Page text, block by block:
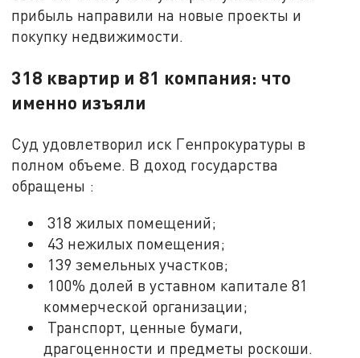
прибыль направили на новые проекты и
покупку недвижимости.
318 квартир и 81 компания: что
именно изъяли
Суд удовлетворил иск Генпрокуратуры в
полном объеме. В доход государства
обращены :
318 жилых помещений;
43 нежилых помещения;
139 земельных участков;
100% долей в уставном капитале 81
коммерческой организации;
Транспорт, ценные бумаги,
драгоценности и предметы роскоши.